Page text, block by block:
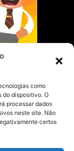
como
do dispositivo. O
processar dados
neste site. Não
certos